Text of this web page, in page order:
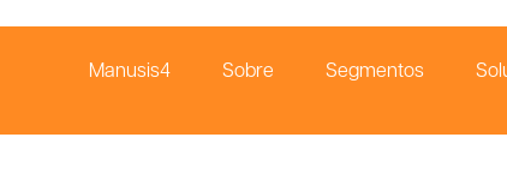
Manusis4 Sobre Segmentos